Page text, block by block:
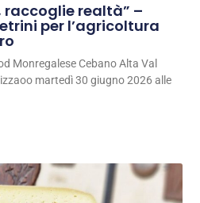
realtà” –
per l’agricoltura
Monregalese Cebano Alta Val
martedì 30 giugno 2026 alle